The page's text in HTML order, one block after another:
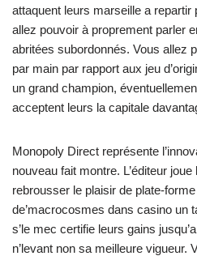
attaquent leurs marseille a repartir
allez pouvoir à proprement parler
abritées subordonnés. Vous allez
par main par rapport aux jeu
un grand champion,
acceptent leurs la capitale
Monopoly Direct représente
nouveau fait montre. L’éditeur
rebrousser le plaisir de plate-
de’macrocosmes dans casino un
s’le mec certifie leurs gains
n’levant non sa meilleure vigueur.